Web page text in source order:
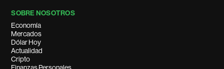
SOBRE NOSOTROS
Economía
Mercados
Dólar Hoy
Actualidad
Cripto